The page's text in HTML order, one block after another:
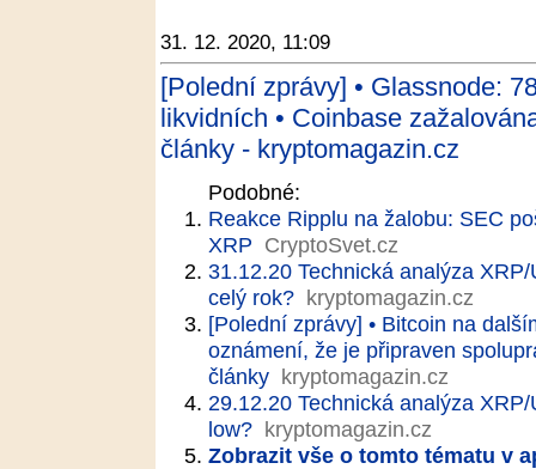
31. 12. 2020, 11:09
[Polední zprávy] • Glassnode:
likvidních • Coinbase
články - kryptomagazin.cz
Podobné:
Reakce Ripplu na žalobu: SEC
XRP CryptoSvet.cz
31.12.20 Technická analýza
celý rok? kryptomagazin.cz
[Polední zprávy] • Bitcoin na
oznámení, že je připraven
články kryptomagazin.cz
29.12.20 Technická analýza
low? kryptomagazin.cz
Zobrazit vše o tomto tématu v